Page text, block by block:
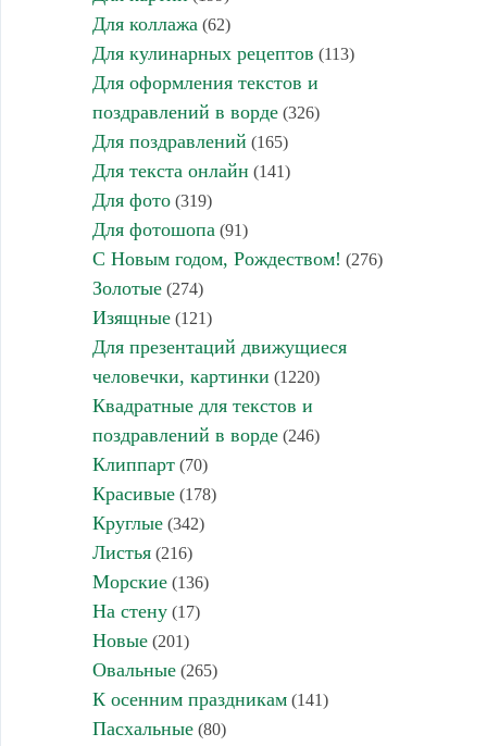
Для коллажа (62)
Для кулинарных рецептов (113)
Для оформления текстов и
поздравлений в ворде(326)
Для поздравлений (165)
Для текста онлайн (141)
Для фото(319)
Для фотошопа (91)
С Новым годом, Рождеством! (276)
Золотые(274)
Изящные(121)
Для презентаций движущиеся
человечки, картинки (1220)
Квадратные для текстов и
поздравлений в ворде(246)
Клиппарт(70)
Красивые(178)
Круглые(342)
Листья(216)
Морские(136)
На стену(17)
Новые(201)
Овальные(265)
К осенним праздникам(141)
Пасхальные(80)